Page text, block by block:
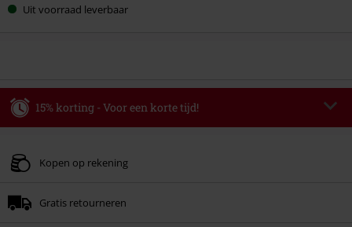
Uit voorraad leverbaar
15% korting - Voor een korte tijd!
Geldig t/m 09-08-2026
Zodra je de code hebt ingevoerd, wordt de korting automatisch verrekend in
Kopen op rekening
Gratis retourneren